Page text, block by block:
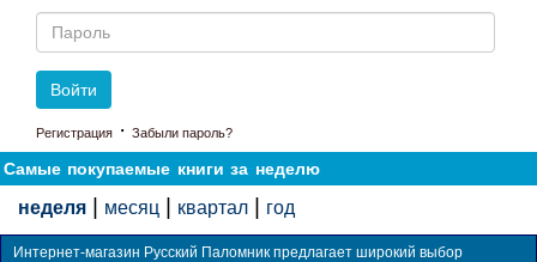
Пароль
Войти
Регистрация · Забыли пароль?
Самые покупаемые книги за неделю
неделя месяц квартал год
Интернет-магазин Русский Паломник предлагает широкий выбор